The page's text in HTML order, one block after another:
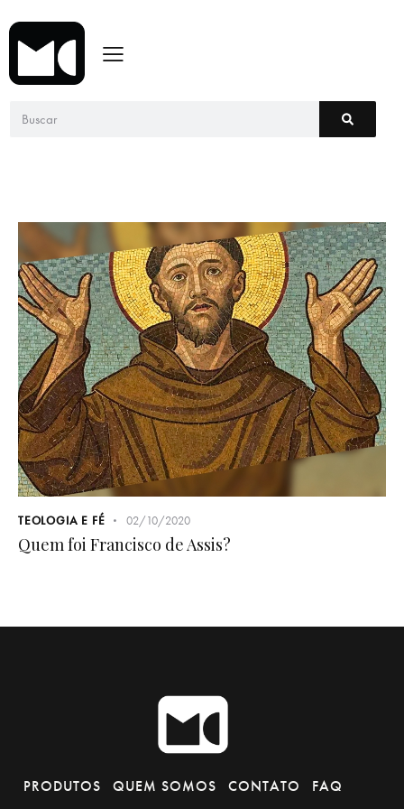
TEOLOGIA E FÉ 02/10/2020
Quem foi Francisco de Assis?
PRODUTOS QUEM SOMOS CONTATO FAQ